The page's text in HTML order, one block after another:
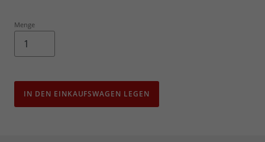
Menge
IN DEN EINKAUFSWAGEN LEGEN